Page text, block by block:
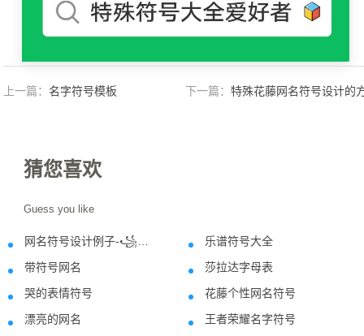
上一篇： 名字符号模板 下一篇：特殊花藤网名符号设计的
猜您喜欢
Guess you like
网名符号设计例子-꧁抚ᤢꪳ风ᤢꪳᢆ挽ꪳᤢ笑ꪳᤢ꧂ 乐谱符号大全
带符号网名 莎拉达字母表
哭的表情符号 花藤个性网名符号
漂亮的网名 王者荣耀名字符号